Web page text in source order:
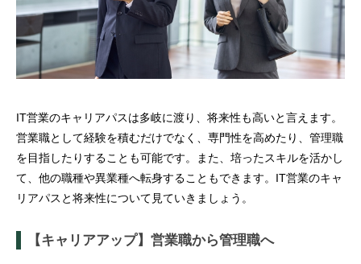
IT営業のキャリアパスは多岐に渡り、将来性も高いと言えます。
営業職として経験を積むだけでなく、専門性を高めたり、管理職
を目指したりすることも可能です。また、培ったスキルを活かし
て、他の職種や異業種へ転身することもできます。IT営業のキャ
リアパスと将来性について見ていきましょう。
【キャリアアップ】営業職から管理職へ